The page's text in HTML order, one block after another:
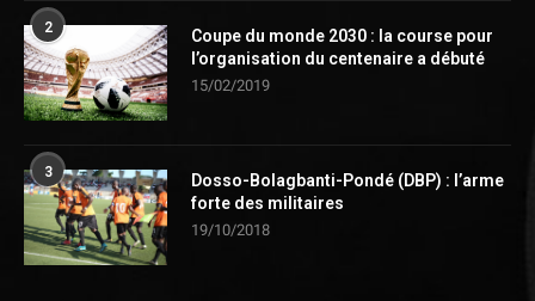
2
Coupe du monde 2030 : la course pour
l’organisation du centenaire a débuté
15/02/2019
3
Dosso-Bolagbanti-Pondé (DBP) : l’arme
forte des militaires
19/10/2018